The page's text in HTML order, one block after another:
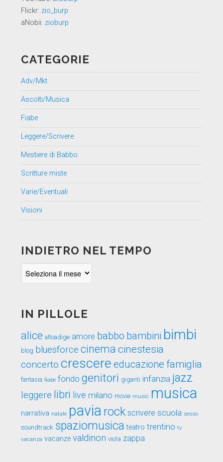
Flickr: zio_burp
aNobii: zioburp
CATEGORIE
Adv/Mkt
Ascolti/Musica
Fiabe
Leggere/Scrivere
Mestiere di Babbo
Scritture miste
Varie/Eventuali
Visioni
INDIETRO NEL TEMPO
IN PILLOLE
alice altoadige amore babbo bambini bimbi
blog bluesforce cinema cinestesia
concerto crescere educazione famiglia
fantasia fiabe fondo genitori giganti infanzia jazz
leggere libri live milano movie music musica
narrativa natale pavia rock scrivere scuola sesso
soundtrack spaziomusica teatro trentino tv
vacanza vacanze valdinon viola zappa